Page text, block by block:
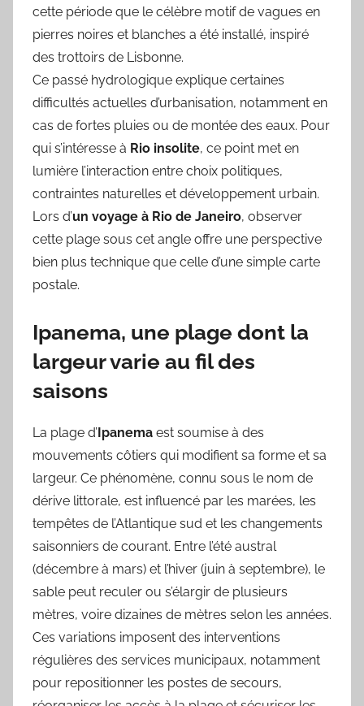
cette période que le célèbre motif de vagues en
pierres noires et blanches a été installé, inspiré
des trottoirs de Lisbonne.
Ce passé hydrologique explique certaines
difficultés actuelles d’urbanisation, notamment en
cas de fortes pluies ou de montée des eaux. Pour
qui s’intéresse à Rio insolite, ce point met en
lumière l’interaction entre choix politiques,
contraintes naturelles et développement urbain.
Lors d’un voyage à Rio de Janeiro, observer
cette plage sous cet angle offre une perspective
bien plus technique que celle d’une simple carte
postale.
Ipanema, une plage dont la
largeur varie au fil des
saisons
La plage d’Ipanema est soumise à des
mouvements côtiers qui modifient sa forme et sa
largeur. Ce phénomène, connu sous le nom de
dérive littorale, est influencé par les marées, les
tempêtes de l’Atlantique sud et les changements
saisonniers de courant. Entre l’été austral
(décembre à mars) et l’hiver (juin à septembre), le
sable peut reculer ou s’élargir de plusieurs
mètres, voire dizaines de mètres selon les années.
Ces variations imposent des interventions
régulières des services municipaux, notamment
pour repositionner les postes de secours,